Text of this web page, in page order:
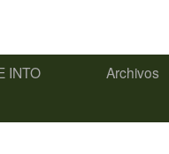
INTO
Archivos